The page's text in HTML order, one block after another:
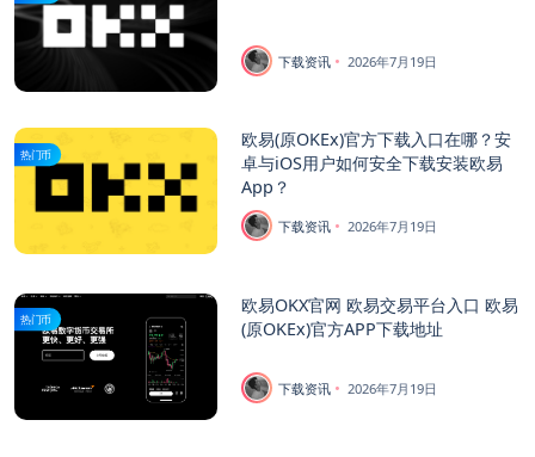
下载资讯 2026年7月19日
热门币
欧易(原OKEx)官方下载入口在哪？安
卓与iOS用户如何安全下载安装欧易
App？
下载资讯 2026年7月19日
热门币
欧易OKX官网 欧易交易平台入口 欧易
(原OKEx)官方APP下载地址
下载资讯 2026年7月19日